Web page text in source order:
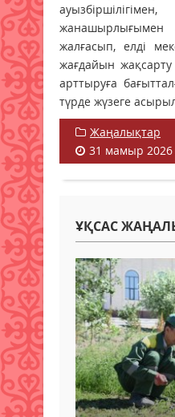
жанашырлығымен
жалғасып, елді
жағдайын
арттыруға
түрде жүзеге
Жаңалықтар
31 мамыр 2026
ҰҚСАС